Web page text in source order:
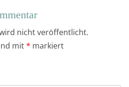
nicht veröffentlicht.
mit* markiert